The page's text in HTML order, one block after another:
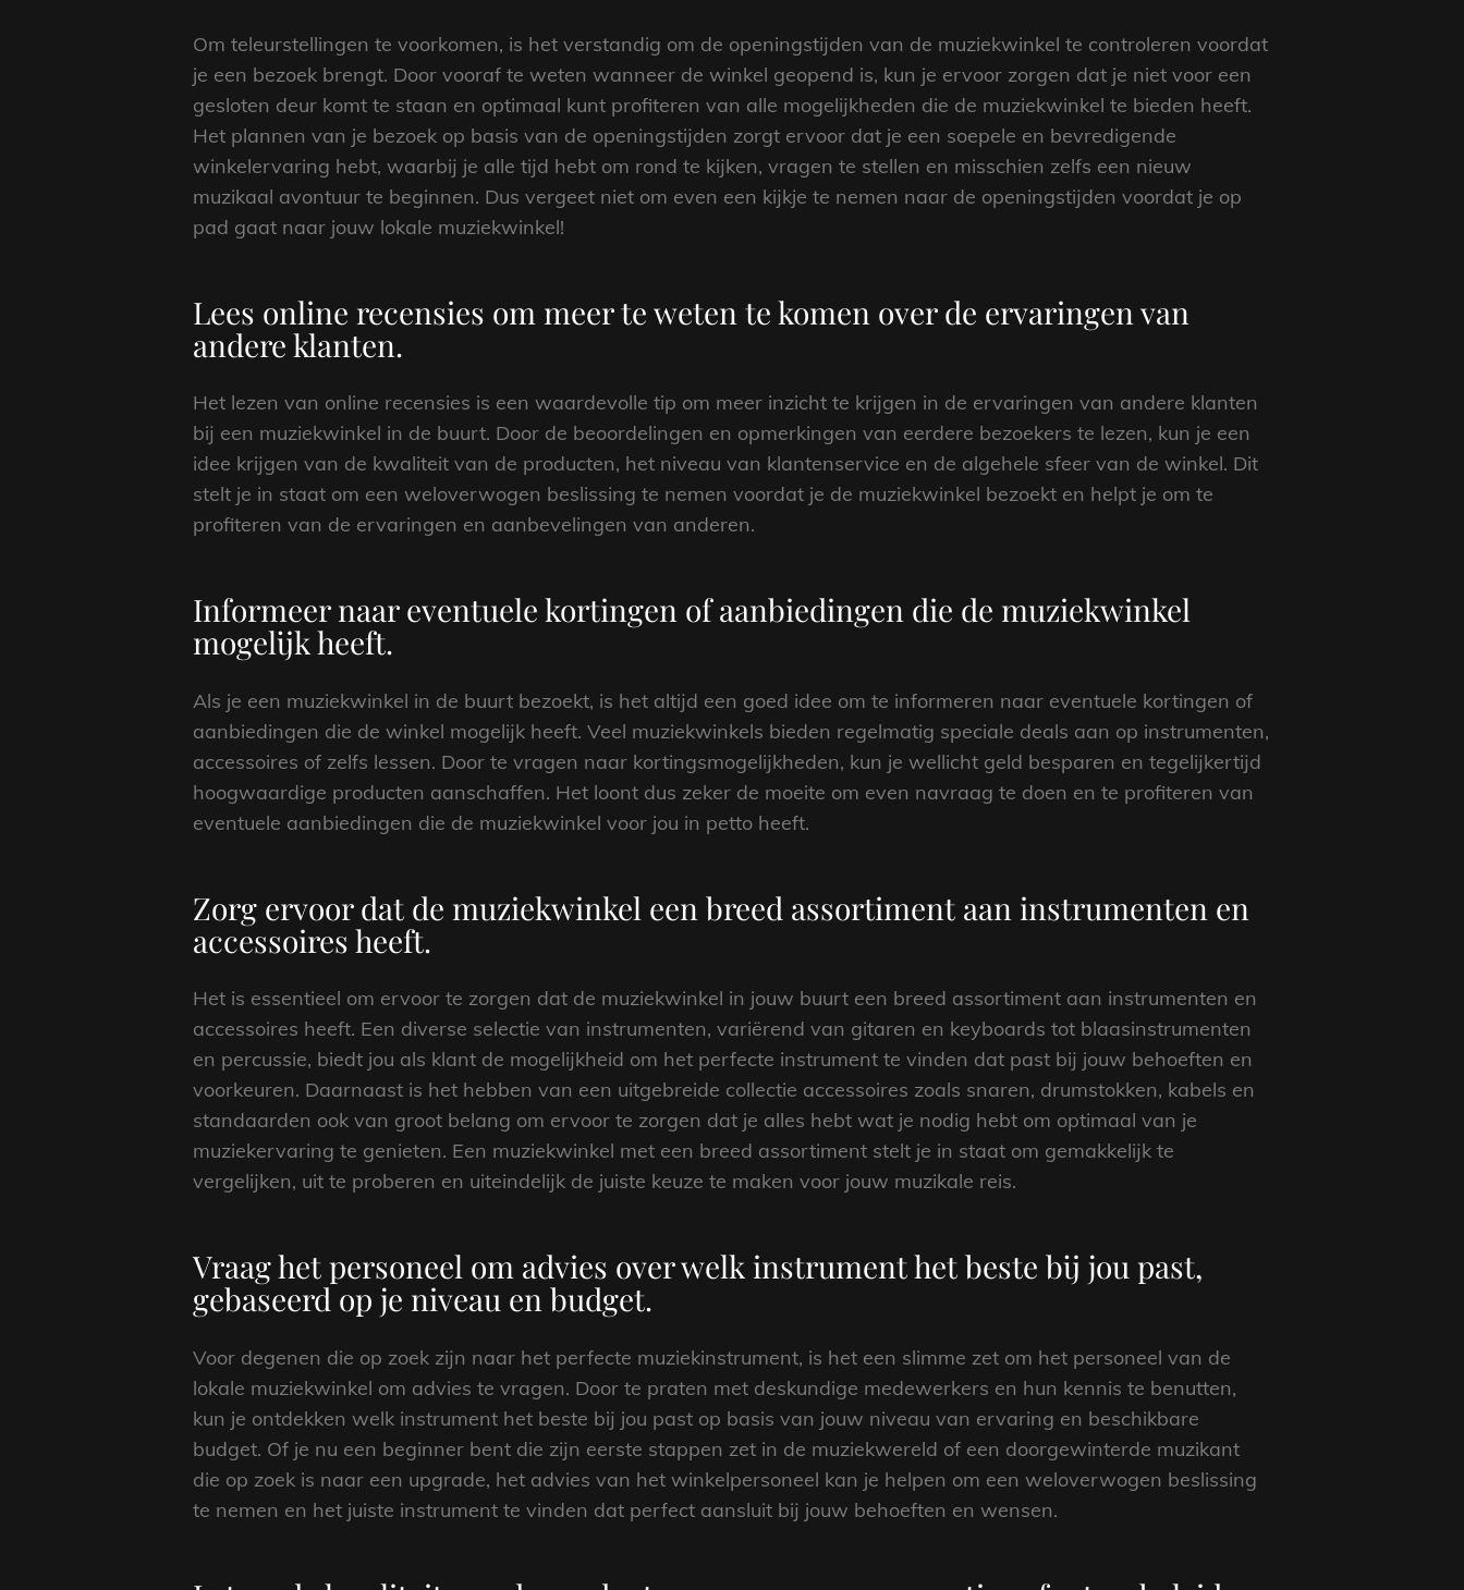
Om teleurstellingen te voorkomen, is het verstandig om de openingstijden van de muziekwinkel te controleren voordat
je een bezoek brengt. Door vooraf te weten wanneer de winkel geopend is, kun je ervoor zorgen dat je niet voor een
gesloten deur komt te staan en optimaal kunt profiteren van alle mogelijkheden die de muziekwinkel te bieden heeft.
Het plannen van je bezoek op basis van de openingstijden zorgt ervoor dat je een soepele en bevredigende
winkelervaring hebt, waarbij je alle tijd hebt om rond te kijken, vragen te stellen en misschien zelfs een nieuw
muzikaal avontuur te beginnen. Dus vergeet niet om even een kijkje te nemen naar de openingstijden voordat je op
pad gaat naar jouw lokale muziekwinkel!
Lees online recensies om meer te weten te komen over de ervaringen van
andere klanten.
Het lezen van online recensies is een waardevolle tip om meer inzicht te krijgen in de ervaringen van andere klanten
bij een muziekwinkel in de buurt. Door de beoordelingen en opmerkingen van eerdere bezoekers te lezen, kun je een
idee krijgen van de kwaliteit van de producten, het niveau van klantenservice en de algehele sfeer van de winkel. Dit
stelt je in staat om een weloverwogen beslissing te nemen voordat je de muziekwinkel bezoekt en helpt je om te
profiteren van de ervaringen en aanbevelingen van anderen.
Informeer naar eventuele kortingen of aanbiedingen die de muziekwinkel
mogelijk heeft.
Als je een muziekwinkel in de buurt bezoekt, is het altijd een goed idee om te informeren naar eventuele kortingen of
aanbiedingen die de winkel mogelijk heeft. Veel muziekwinkels bieden regelmatig speciale deals aan op instrumenten,
accessoires of zelfs lessen. Door te vragen naar kortingsmogelijkheden, kun je wellicht geld besparen en tegelijkertijd
hoogwaardige producten aanschaffen. Het loont dus zeker de moeite om even navraag te doen en te profiteren van
eventuele aanbiedingen die de muziekwinkel voor jou in petto heeft.
Zorg ervoor dat de muziekwinkel een breed assortiment aan instrumenten en
accessoires heeft.
Het is essentieel om ervoor te zorgen dat de muziekwinkel in jouw buurt een breed assortiment aan instrumenten en
accessoires heeft. Een diverse selectie van instrumenten, variërend van gitaren en keyboards tot blaasinstrumenten
en percussie, biedt jou als klant de mogelijkheid om het perfecte instrument te vinden dat past bij jouw behoeften en
voorkeuren. Daarnaast is het hebben van een uitgebreide collectie accessoires zoals snaren, drumstokken, kabels en
standaarden ook van groot belang om ervoor te zorgen dat je alles hebt wat je nodig hebt om optimaal van je
muziekervaring te genieten. Een muziekwinkel met een breed assortiment stelt je in staat om gemakkelijk te
vergelijken, uit te proberen en uiteindelijk de juiste keuze te maken voor jouw muzikale reis.
Vraag het personeel om advies over welk instrument het beste bij jou past,
gebaseerd op je niveau en budget.
Voor degenen die op zoek zijn naar het perfecte muziekinstrument, is het een slimme zet om het personeel van de
lokale muziekwinkel om advies te vragen. Door te praten met deskundige medewerkers en hun kennis te benutten,
kun je ontdekken welk instrument het beste bij jou past op basis van jouw niveau van ervaring en beschikbare
budget. Of je nu een beginner bent die zijn eerste stappen zet in de muziekwereld of een doorgewinterde muzikant
die op zoek is naar een upgrade, het advies van het winkelpersoneel kan je helpen om een weloverwogen beslissing
te nemen en het juiste instrument te vinden dat perfect aansluit bij jouw behoeften en wensen.